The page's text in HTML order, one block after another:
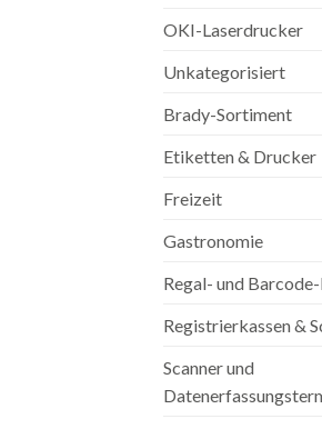
OKI-Laserdrucker
Unkategorisiert
Brady-Sortiment
Etiketten & Drucker
Freizeit
Gastronomie
Regal- und
Registrierkassen &
Scanner und